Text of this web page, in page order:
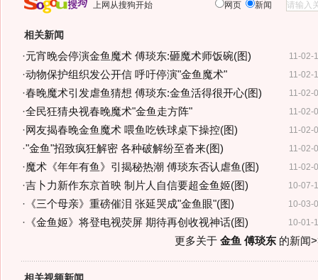
上网从搜狗开始 网页 新闻
相关新闻
11-02-
·元宵晚会停演金鱼魔术 傅琰东:砸魔术师饭碗(图)
11-02-
·动物保护组织发公开信 呼吁停演"金鱼魔术"
11-02-
·春晚魔术引发虐鱼猜想 傅琰东:金鱼活得很开心(图)
11-02-
·全民狂猜央视春晚魔术"金鱼走方阵"
11-02-
·网友揭春晚金鱼魔术 喂鱼吃铁球桌下操控(图)
11-02-
·"金鱼"招致疯狂解密 各种破解纷至沓来(图)
11-02-
·魔术《年年有鱼》引揭秘热潮 傅琰东否认虐鱼(图)
10-07-
·吉卜力新作东京首映 制片人自信要超金鱼姬(图)
10-03-
· 《三个母亲》重磅催泪 张延哭成"金鱼眼"(图)
10-01-
· 《金鱼姬》将登电视荧屏 期待再创收视神话(图)
更多关于 金鱼 傅琰东的新闻